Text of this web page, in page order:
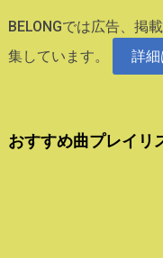
BELONGでは広告、掲
集しています。
詳細
おすすめ曲プレイリ